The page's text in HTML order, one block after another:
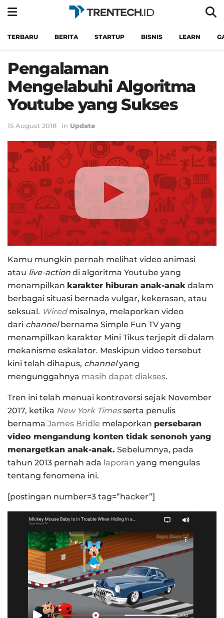
TERBARU BERITA STARTUP BISNIS LEARN
Pengalaman
Mengelabuhi Algoritma
Youtube yang Sukses
15 August 2018 in Update
Kamu mungkin pernah melihat video animasi
atau live-action di algoritma Youtube yang
menampilkan karakter hiburan anak-anak dalam
berbagai situasi bernada vulgar, kekerasan, atau
seksual. Wiredmisalnya, melaporkan video
dari channelbernama Simple Fun TV yang
menampilkan karakter Mini Tikus terjepit di dalam
mekanisme eskalator. Meskipun video tersebut
kini telah dihapus, channelyang
mengunggahnya masih dapat diakses.
Tren ini telah menuai kontroversi sejak November
2017, ketika New York Timesserta penulis
bernama James Bridle melaporkan persebaran
video mengandung konten tidak senonoh yang
menargetkan anak-anak. Sebelumnya, pada
tahun 2013 pernah ada laporan yang mengulas
tentang fenomena ini.
[postingan number=3 tag=”hacker”]